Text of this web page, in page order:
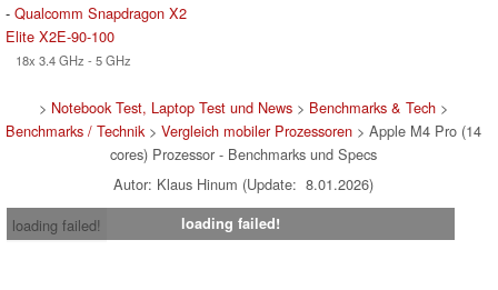
- Qualcomm Snapdragon X2
Elite X2E-90-100
18x 3.4 GHz - 5 GHz
> Notebook Test, Laptop Test und News > Benchmarks & Tech >
Benchmarks / Technik> Vergleich mobiler Prozessoren > Apple M4 Pro (14
cores) Prozessor - Benchmarks und Specs
Autor: Klaus Hinum (Update: 8.01.2026)
loading failed!
loading failed!